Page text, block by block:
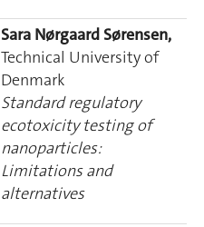
Sara Nørgaard Sørensen,
Technical University of
Denmark
Standard regulatory
ecotoxicity testing of
nanoparticles:
Limitations and
alternatives